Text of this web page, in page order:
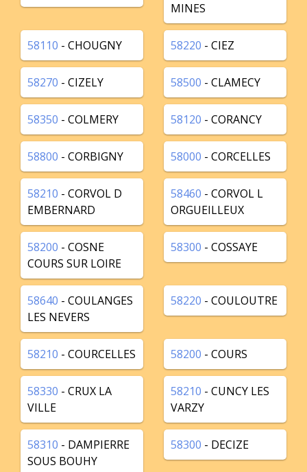
MINES
58110 - CHOUGNY 58220 - CIEZ
58270 - CIZELY 58500 - CLAMECY
58350 - COLMERY 58120 - CORANCY
58800 - CORBIGNY 58000 - CORCELLES
58210 - CORVOL D
EMBERNARD
58460 - CORVOL L
ORGUEILLEUX
58200 - COSNE
COURS SUR LOIRE
58300 - COSSAYE
58640 - COULANGES
LES NEVERS
58220 - COULOUTRE
58210 - COURCELLES 58200 - COURS
58330 - CRUX LA
VILLE
58210 - CUNCY LES
VARZY
58310 - DAMPIERRE
SOUS BOUHY
58300 - DECIZE